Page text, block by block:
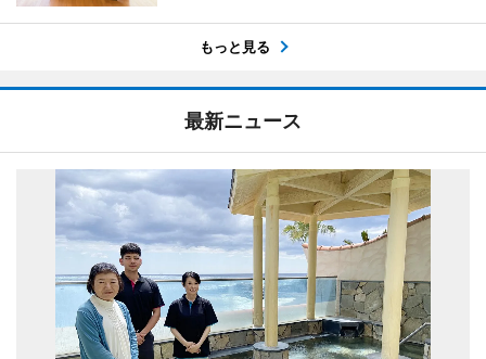
もっと見る
最新ニュース